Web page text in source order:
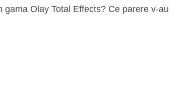
Olay Total Effects? Ce parere v-au